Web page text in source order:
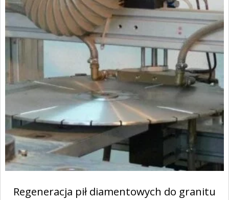
Regeneracja pił diamentowych do granitu